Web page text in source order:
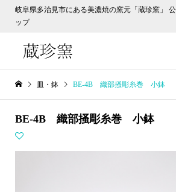
岐阜県多治見市にある美濃焼の窯元「蔵珍窯」
ップ
皿・鉢 BE-4B 織部掻彫糸巻 小鉢
BE-4B 織部掻彫糸巻 小鉢